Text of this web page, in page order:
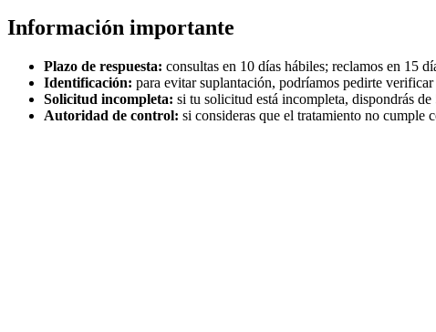
Información importante
Plazo de respuesta: consultas en 10 días hábiles; reclamos en 15
Identificación: para evitar suplantación, podríamos pedirte
Solicitud incompleta: si tu solicitud está incompleta, dispondrás
Autoridad de control: si consideras que el tratamiento no cumple